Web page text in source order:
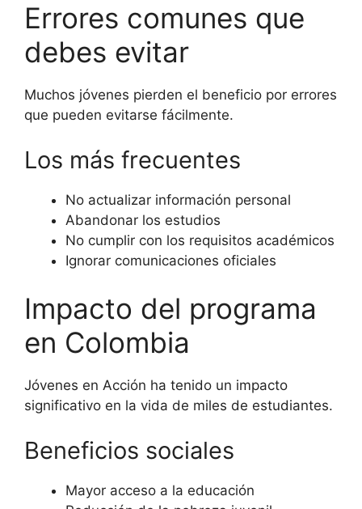
Errores comunes que
debes evitar
Muchos jóvenes pierden el beneficio por errores
que pueden evitarse fácilmente.
Los más frecuentes
No actualizar información personal
Abandonar los estudios
No cumplir con los requisitos académicos
Ignorar comunicaciones oficiales
Impacto del programa
en Colombia
Jóvenes en Acción ha tenido un impacto
significativo en la vida de miles de estudiantes.
Beneficios sociales
Mayor acceso a la educación